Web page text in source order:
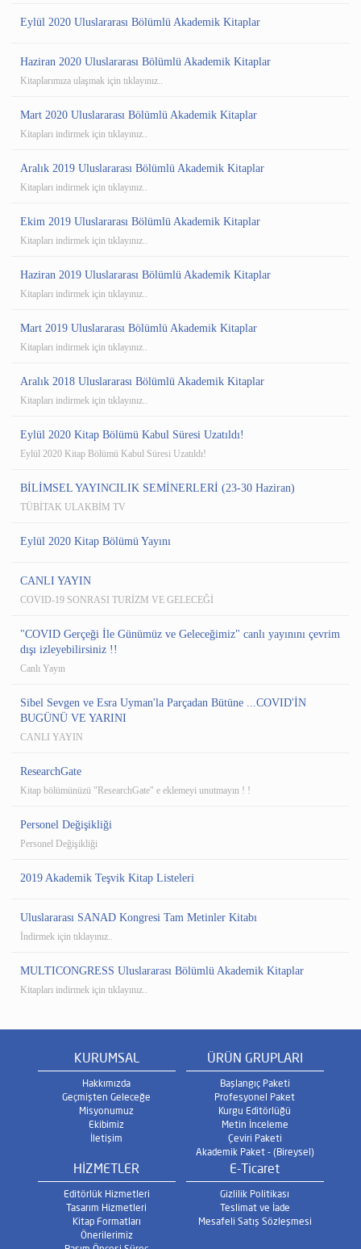
Eylül 2020 Uluslararası Bölümlü Akademik Kitaplar
Haziran 2020 Uluslararası Bölümlü Akademik Kitaplar
Kitaplarımıza ulaşmak için tıklayınız..
Mart 2020 Uluslararası Bölümlü Akademik Kitaplar
Kitapları indirmek için tıklayınız..
Aralık 2019 Uluslararası Bölümlü Akademik Kitaplar
Kitapları indirmek için tıklayınız..
Ekim 2019 Uluslararası Bölümlü Akademik Kitaplar
Kitapları indirmek için tıklayınız..
Haziran 2019 Uluslararası Bölümlü Akademik Kitaplar
Kitapları indirmek için tıklayınız..
Mart 2019 Uluslararası Bölümlü Akademik Kitaplar
Kitapları indirmek için tıklayınız..
Aralık 2018 Uluslararası Bölümlü Akademik Kitaplar
Kitapları indirmek için tıklayınız..
Eylül 2020 Kitap Bölümü Kabul Süresi Uzatıldı!
Eylül 2020 Kitap Bölümü Kabul Süresi Uzatıldı!
BİLİMSEL YAYINCILIK SEMİNERLERİ (23-30 Haziran)
TÜBİTAK ULAKBİM TV
Eylül 2020 Kitap Bölümü Yayını
CANLI YAYIN
COVID-19 SONRASI TURİZM VE GELECEĞİ
"COVID Gerçeği İle Günümüz ve Geleceğimiz" canlı yayınını çevrim
dışı izleyebilirsiniz !!
Canlı Yayın
Sibel Sevgen ve Esra Uyman'la Parçadan Bütüne ...COVID'İN
BUGÜNÜ VE YARINI
CANLI YAYIN
ResearchGate
Kitap bölümünüzü "ResearchGate" e eklemeyi unutmayın ! !
Personel Değişikliği
Personel Değişikliği
2019 Akademik Teşvik Kitap Listeleri
Uluslararası SANAD Kongresi Tam Metinler Kitabı
İndirmek için tıklayınız..
MULTICONGRESS Uluslararası Bölümlü Akademik Kitaplar
Kitapları indirmek için tıklayınız..
KURUMSAL
Hakkımızda
Geçmişten Geleceğe
Misyonumuz
Ekibimiz
İletişim
ÜRÜN GRUPLARI
Başlangıç Paketi
Profesyonel Paket
Kurgu Editörlüğü
Metin İnceleme
Çeviri Paketi
Akademik Paket - (Bireysel)
HİZMETLER
Editörlük Hizmetleri
Tasarım Hizmetleri
Kitap Formatları
Önerilerimiz
E-Ticaret
Gizlilik Politikası
Teslimat ve İade
Mesafeli Satış Sözleşmesi